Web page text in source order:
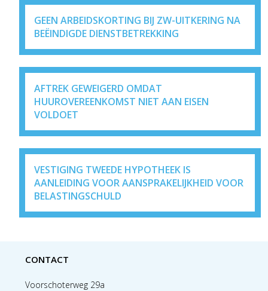
GEEN ARBEIDSKORTING BIJ ZW-UITKERING NA
BEËINDIGDE DIENSTBETREKKING
AFTREK GEWEIGERD OMDAT
HUUROVEREENKOMST NIET AAN EISEN
VOLDOET
VESTIGING TWEEDE HYPOTHEEK IS
AANLEIDING VOOR AANSPRAKELIJKHEID VOOR
BELASTINGSCHULD
CONTACT
Voorschoterweg 29a